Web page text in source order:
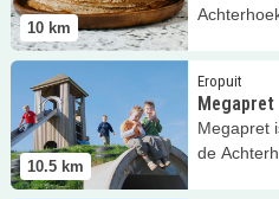
10 km
10.5 km
Eropuit
Megapret
Megapret
de
Lees meer